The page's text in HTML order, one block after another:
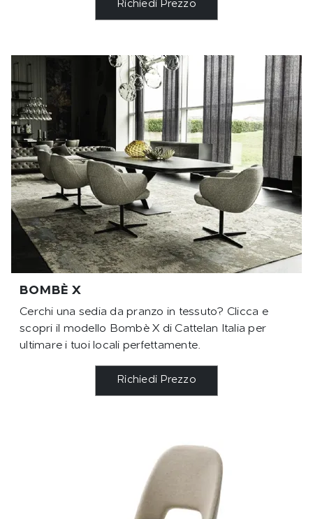
Richiedi Prezzo
BOMBÈ X
Cerchi una sedia da pranzo in tessuto? Clicca e
scopri il modello Bombè X di Cattelan Italia per
ultimare i tuoi locali perfettamente.
Richiedi Prezzo